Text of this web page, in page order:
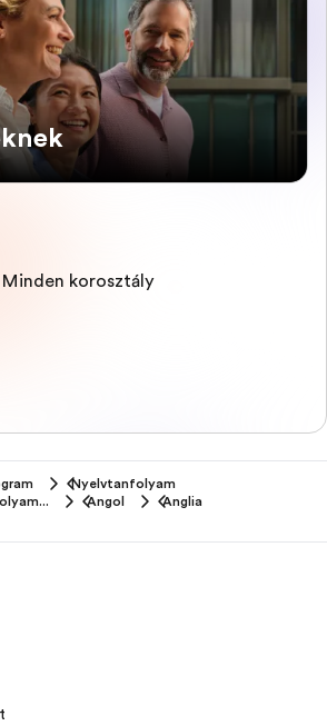
Minden korosztály
Nyelvtanfolyam
Intenzív nyelvtanfolyamok
Angol
Anglia